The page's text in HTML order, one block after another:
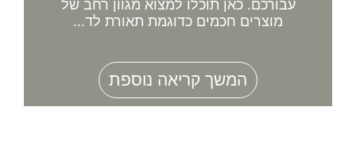
עבורכם. כאן תוכלו למצוא מגוון רחב של
מוצרים חכמים כדוגמת תאורת לד...
המשך קריאה נוספת